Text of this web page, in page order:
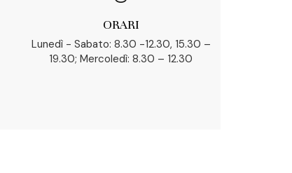
ORARI
Lunedì - Sabato: 8.30 -12.30, 15.30 –
19.30; Mercoledì: 8.30 – 12.30